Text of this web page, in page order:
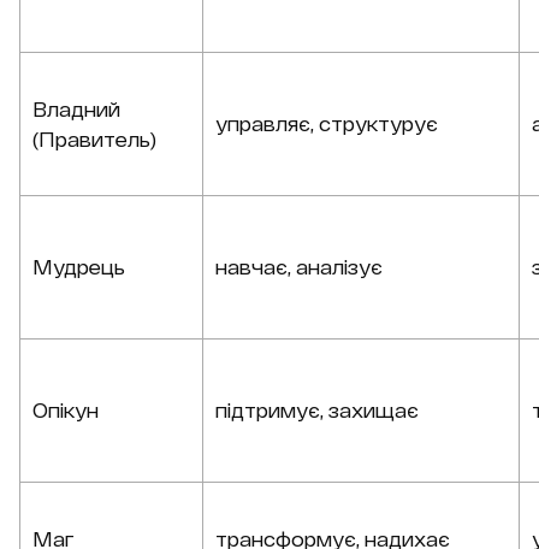
Владний
(Правитель)
управляє, структурує
Мудрець навчає, аналізує
Опікун підтримує, захищає
Маг трансформує, надихає